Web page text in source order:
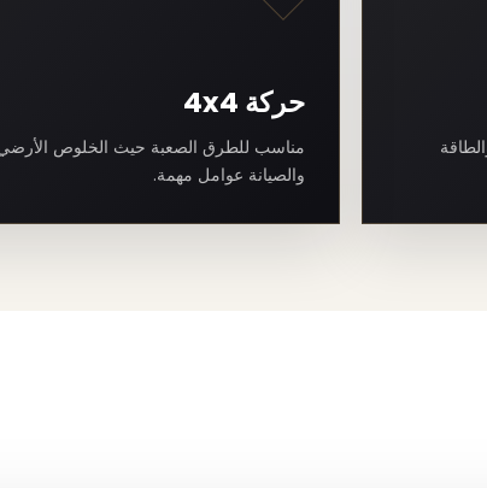
حركة 4x4
مناسب للطرق الصعبة حيث الخلوص الأرضي
والصيانة عوامل مهمة.